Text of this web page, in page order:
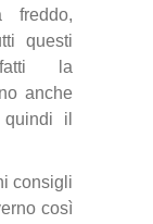
freddo,
questi
la
anche
il
consigli
così